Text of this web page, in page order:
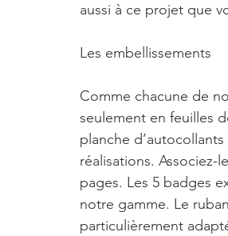
aussi à ce projet que
Les embellissements
Comme chacune de
seulement en feuilles
planche
réalisations. Associez-
pages. Les 5 badges
notre gamme. Le
particulièrement